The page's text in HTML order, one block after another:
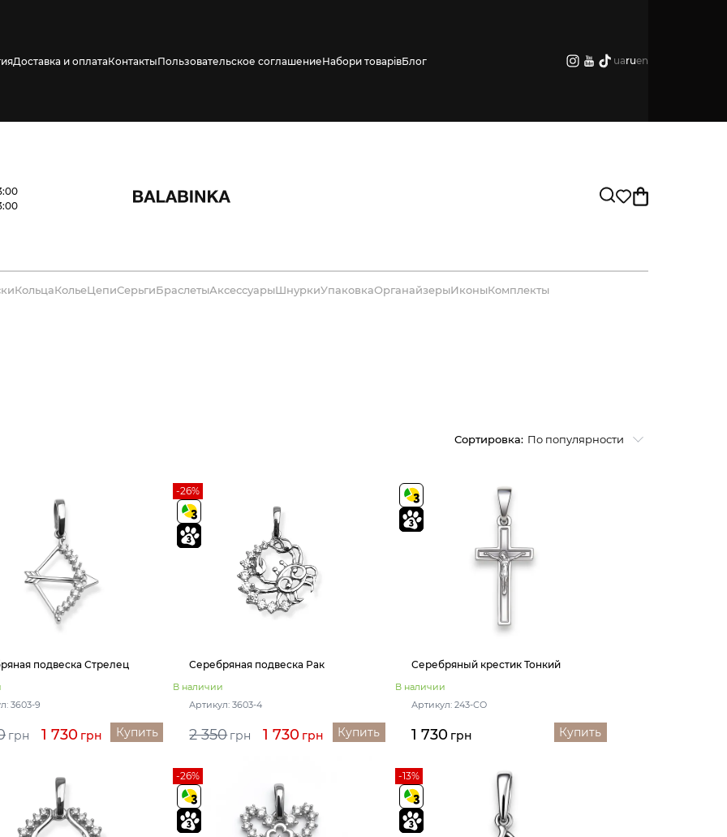
Доставка и оплатаКонтактыПользовательское соглашениеНабори товарівБлог uaruen
КольцаКольеЦепиСерьгиБраслетыАксессуарыШнуркиУпаковкаОрганайзерыИконыКомплекты
Сортировка: По популярности
подвеска Стрелец
3603-9
грн 1 730 грн Купить
-26%
Серебряная подвеска Рак
В наличии
Артикул: 3603-4
2 350 грн 1 730 грн Купить
Серебряный крестик Тонкий
В наличии
Артикул: 243-СО
1 730 грн Купить
-26% -13%